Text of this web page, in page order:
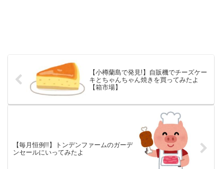
【小樽蘭島で発見!】自販機でチーズケー
キとちゃんちゃん焼きを買ってみたよ
【箱市場】
【毎月恒例!!】トンデンファームのガーデ
ンセールにいってみたよ